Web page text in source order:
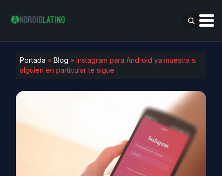
Portada » Blog » Instagram para Android ya muestra si
alguien en particular te sigue